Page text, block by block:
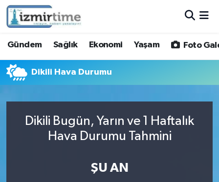
Gündem Sağlık Ekonomi Yaşam Foto
Dikili Hava Durumu
Dikili Bugün, Yarın ve 1 Haftalık
Hava Durumu Tahmini
ŞU AN
Sağlık
Ekonomi
Foto Galeri
Hava Durumu
İzmir Namaz Vakitleri
Süper Lig Puan Durumu ve Fikstür